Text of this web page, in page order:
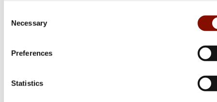
Selection
Necessary
Preferences
Statistics